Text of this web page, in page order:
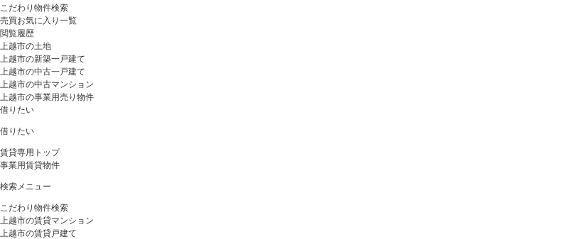
こだわり物件検索
売買お気に入り一覧
閲覧履歴
上越市の土地
上越市の新築一戸建て
上越市の中古一戸建て
上越市の中古マンション
上越市の事業用売り物件
借りたい
借りたい
賃貸専用トップ
事業用賃貸物件
検索メニュー
こだわり物件検索
上越市の賃貸マンション
上越市の賃貸戸建て